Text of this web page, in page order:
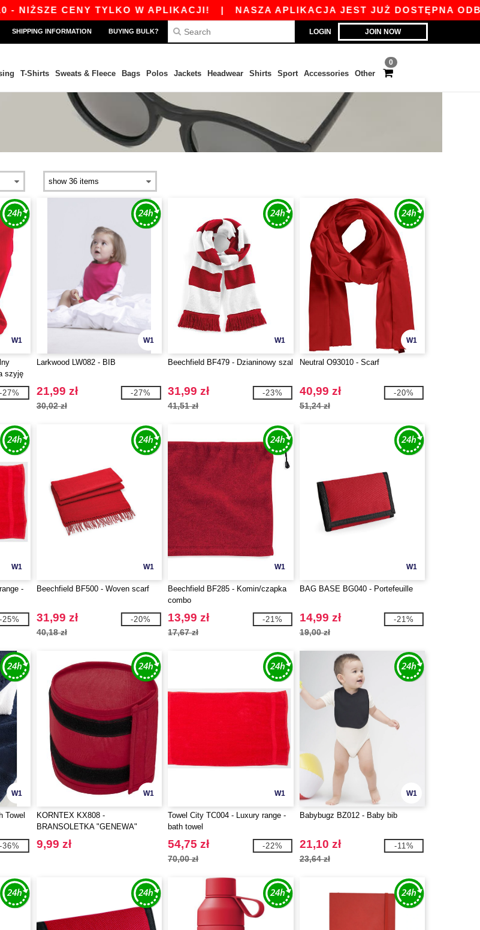
CENY TYLKO W APLIKACJI!|NASZA APLIKACJA JEST JUŻ DOSTĘPNA
LOGIN JOIN NOW
SHIPPING INFORMATION BUYING BULK?
0
T-Shirts Sweats & Fleece Bags Polos Jackets Headwear Shirts Sport Accessories Other
W1
szyję
-27%
W1
Larkwood LW082 - BIB
21,99 zł
30,02 zł
-27%
W1
Beechfield BF479 - Dzianinowy szal
31,99 zł
41,51 zł
-23%
W1
Neutral O93010 - Scarf
40,99 zł
51,24 zł
-20%
W1
-
-25%
W1
Beechfield BF500 - Woven scarf
31,99 zł
40,18 zł
-20%
W1
Beechfield BF285 - Komin/czapka
combo
13,99 zł
17,67 zł
-21%
W1
BAG BASE BG040 - Portefeuille
14,99 zł
19,00 zł
-21%
W1
Towel
-36%
W1
KORNTEX KX808 -
BRANSOLETKA "GENEWA"
9,99 zł
W1
Towel City TC004 - Luxury range -
bath towel
54,75 zł
70,00 zł
-22%
W1
Babybugz BZ012 - Baby bib
21,10 zł
23,64 zł
-11%